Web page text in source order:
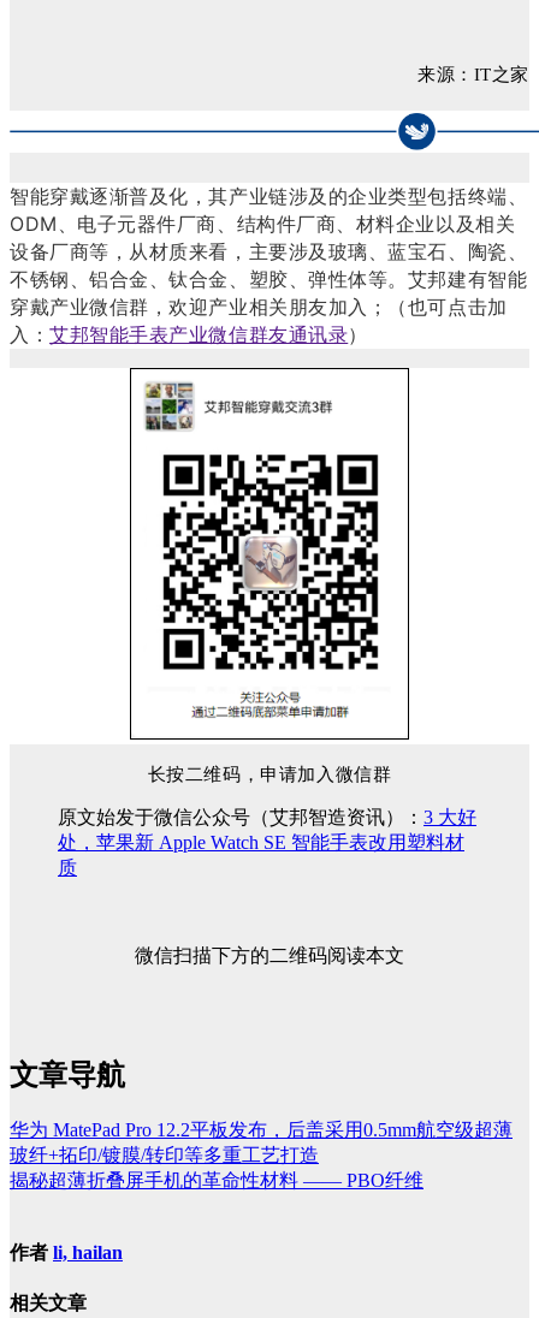
来源： IT之家
智能穿戴逐渐普及化，其产业链涉及的企业类型包括终端、
ODM、电子元器件厂商、结构件厂商、材料企业以及相关
设备厂商等，从材质来看，主要涉及玻璃、蓝宝石、陶瓷、
不锈钢、铝合金、钛合金、塑胶、弹性体等。艾邦建有智能
穿戴产业微信群，欢迎产业相关朋友加入；（也可点击加
入：艾邦智能手表产业微信群友通讯录）
长按二维码，申请加入微信群
原文始发于微信公众号（艾邦智造资讯）： 3 大好
处，苹果新 Apple Watch SE 智能手表改用塑料材
质
微信扫描下方的二维码阅读本文
文章导航
华为 MatePad Pro 12.2平板发布，后盖采用0.5mm航空级超薄
玻纤+拓印/镀膜/转印等多重工艺打造
揭秘超薄折叠屏手机的革命性材料 —— PBO纤维
作者 li, hailan
相关文章